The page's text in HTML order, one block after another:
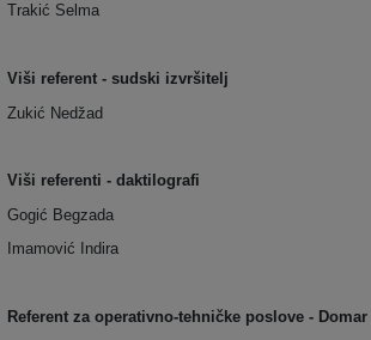
Trakić Selma
Viši referent - sudski izvršitelj
Zukić Nedžad
Viši referenti - daktilografi
Gogić Begzada
Imamović Indira
Referent za operativno-tehničke poslove - Domar